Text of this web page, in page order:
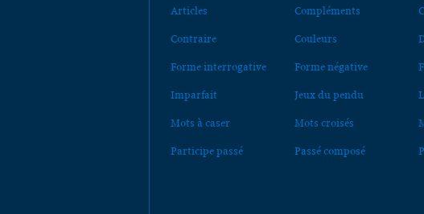
Articles Compléments
Contraire Couleurs
Forme interrogative Forme négative
Imparfait Jeux du pendu
Mots à caser Mots croisés
Participe passé Passé composé